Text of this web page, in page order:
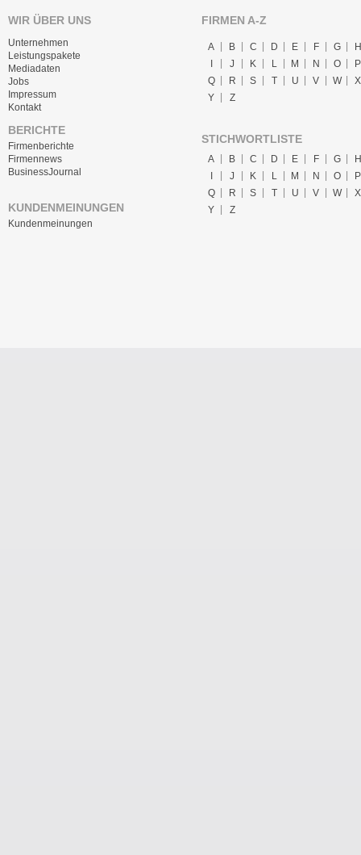
WIR ÜBER UNS
Unternehmen
Leistungspakete
Mediadaten
Jobs
Impressum
Kontakt
BERICHTE
Firmenberichte
Firmennews
BusinessJournal
KUNDENMEINUNGEN
Kundenmeinungen
FIRMEN A-Z
A B C D E F G
H
J K L M N O
P
Q
R S T U V W
X
Y
Z
STICHWORTLISTE
A B C D E F G
H
I
J K L M N O
P
Q
R S T U V W
X
Y
Z